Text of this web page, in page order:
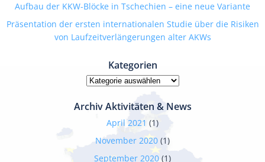
Aufbau der KKW-Blöcke in Tschechien – eine neue Variante
Präsentation der ersten internationalen Studie über die Risiken
von Laufzeitverlängerungen alter AKWs
Kategorien
Kategorien
Archiv Aktivitäten & News
April 2021 (1)
November 2020 (1)
September 2020 (1)